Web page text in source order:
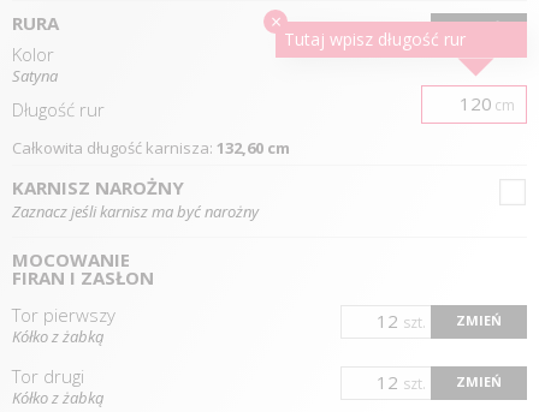
RURA
Kolor
Satyna
×
Tutaj wpisz długość rur
Długość rur cm
Całkowita długość karnisza: 132,60 cm
KARNISZ NAROŻNY
Zaznacz jeśli karnisz ma być narożny
MOCOWANIE
FIRAN I ZASŁON
Tor pierwszy
Kółko z żabką
szt. ZMIEŃ
Tor drugi
Kółko z żabką
szt. ZMIEŃ